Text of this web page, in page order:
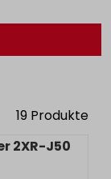
19 Produkte
2XR-J50